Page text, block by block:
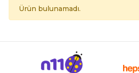
Ürün bulunamadı.